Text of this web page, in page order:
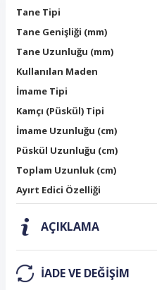
Tane Tipi
Tane Genişliği (mm)
Tane Uzunluğu (mm)
Kullanılan Maden
İmame Tipi
Kamçı (Püskül) Tipi
İmame Uzunluğu (cm)
Püskül Uzunluğu (cm)
Toplam Uzunluk (cm)
Ayırt Edici Özelliği
AÇIKLAMA
IADE VE DEĞIŞIM